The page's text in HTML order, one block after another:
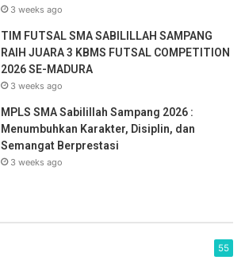
3 weeks ago
TIM FUTSAL SMA SABILILLAH SAMPANG
RAIH JUARA 3 KBMS FUTSAL COMPETITION
2026 SE-MADURA
3 weeks ago
MPLS SMA Sabilillah Sampang 2026 :
Menumbuhkan Karakter, Disiplin, dan
Semangat Berprestasi
3 weeks ago
55